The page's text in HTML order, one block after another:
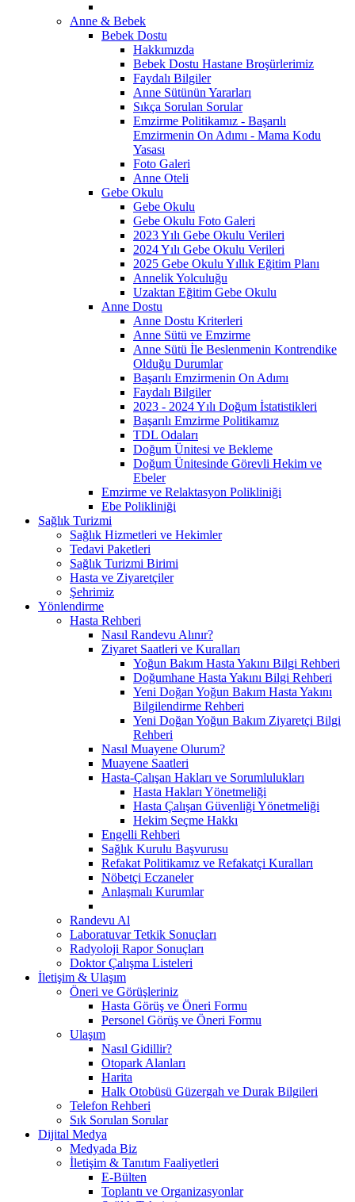
Anne & Bebek
Bebek Dostu
Hakkımızda
Bebek Dostu Hastane Broşürlerimiz
Faydalı Bilgiler
Anne Sütünün Yararları
Sıkça Sorulan Sorular
Emzirme Politikamız - Başarılı
Emzirmenin On Adımı - Mama Kodu
Yasası
Foto Galeri
Anne Oteli
Gebe Okulu
Gebe Okulu
Gebe Okulu Foto Galeri
2023 Yılı Gebe Okulu Verileri
2024 Yılı Gebe Okulu Verileri
2025 Gebe Okulu Yıllık Eğitim Planı
Annelik Yolculuğu
Uzaktan Eğitim Gebe Okulu
Anne Dostu
Anne Dostu Kriterleri
Anne Sütü ve Emzirme
Anne Sütü İle Beslenmenin Kontrendike
Olduğu Durumlar
Başarılı Emzirmenin On Adımı
Faydalı Bilgiler
2023 - 2024 Yılı Doğum İstatistikleri
Başarılı Emzirme Politikamız
TDL Odaları
Doğum Ünitesi ve Bekleme
Doğum Ünitesinde Görevli Hekim ve
Ebeler
Emzirme ve Relaktasyon Polikliniği
Ebe Polikliniği
Sağlık Turizmi
Sağlık Hizmetleri ve Hekimler
Tedavi Paketleri
Sağlık Turizmi Birimi
Hasta ve Ziyaretçiler
Şehrimiz
Yönlendirme
Hasta Rehberi
Nasıl Randevu Alınır?
Ziyaret Saatleri ve Kuralları
Yoğun Bakım Hasta Yakını Bilgi Rehberi
Doğumhane Hasta Yakını Bilgi Rehberi
Yeni Doğan Yoğun Bakım Hasta Yakını
Bilgilendirme Rehberi
Yeni Doğan Yoğun Bakım Ziyaretçi Bilgi
Rehberi
Nasıl Muayene Olurum?
Muayene Saatleri
Hasta-Çalışan Hakları ve Sorumlulukları
Hasta Hakları Yönetmeliği
Hasta Çalışan Güvenliği Yönetmeliği
Hekim Seçme Hakkı
Engelli Rehberi
Sağlık Kurulu Başvurusu
Refakat Politikamız ve Refakatçi Kuralları
Nöbetçi Eczaneler
Anlaşmalı Kurumlar
Randevu Al
Laboratuvar Tetkik Sonuçları
Radyoloji Rapor Sonuçları
Doktor Çalışma Listeleri
İletişim & Ulaşım
Öneri ve Görüşleriniz
Hasta Görüş ve Öneri Formu
Personel Görüş ve Öneri Formu
Ulaşım
Nasıl Gidillir?
Otopark Alanları
Harita
Halk Otobüsü Güzergah ve Durak Bilgileri
Telefon Rehberi
Sık Sorulan Sorular
Dijital Medya
Medyada Biz
İletişim & Tanıtım Faaliyetleri
E-Bülten
Toplantı ve Organizasyonlar